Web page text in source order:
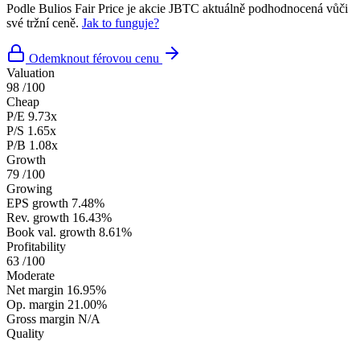
Podle Bulios Fair Price je akcie JBTC aktuálně podhodnocená vůči
své tržní ceně. Jak to funguje?
Odemknout férovou cenu
Valuation
98 /100
Cheap
P/E 9.73x
P/S 1.65x
P/B 1.08x
Growth
79 /100
Growing
EPS growth 7.48%
Rev. growth 16.43%
Book val. growth 8.61%
Profitability
63 /100
Moderate
Net margin 16.95%
Op. margin 21.00%
Gross margin N/A
Quality